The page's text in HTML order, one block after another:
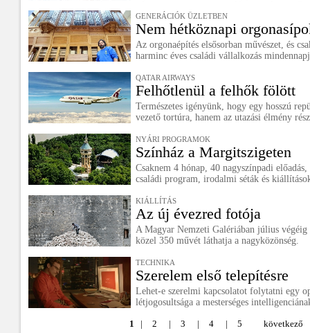
GENERÁCIÓK ÜZLETBEN
Nem hétköznapi
Az orgonaépítés elsősorban művészet, és
harminc éves családi vállalkozás
QATAR AIRWAYS
Felhőtlenül a felhők fölött
Természetes igényünk, hogy egy hosszú
vezető tortúra, hanem az utazási élmény
NYÁRI PROGRAMOK
Színház a Margitszigeten
Csaknem 4 hónap, 40 nagyszínpadi
családi program, irodalmi séták és
KIÁLLÍTÁS
Az új évezred fotója
A Magyar Nemzeti Galériában július
közel 350 művét láthatja a nagyközönség.
TECHNIKA
Szerelem első telepítésre
Lehet-e szerelmi kapcsolatot folytatni egy
létjogosultsága a mesterséges
1 | 2 | 3 | 4 | 5 következő